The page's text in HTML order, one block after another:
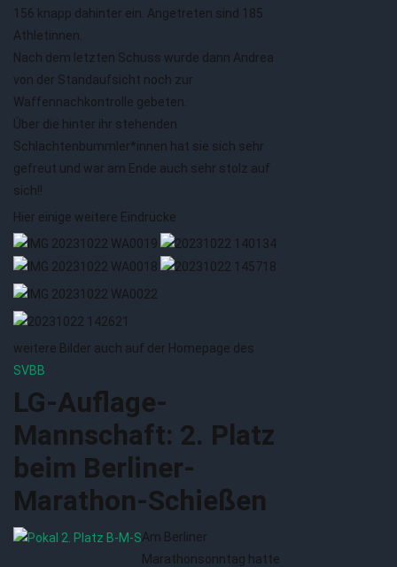
156 knapp dahinter ein. Angetreten sind 185
Athletinnen.
Nach dem letzten Schuss wurde dann Andrea
von der Standaufsicht noch zur
Waffennachkontrolle gebeten.
Über die hinter ihr stehenden
Schlachtenbummler*innen hat sie sich sehr
gefreut und war am Ende auch sehr stolz auf
sich!!
Hier einige weitere Eindrücke
weitere Bilder auch auf der Homepage des
SVBB
LG-Auflage-
Mannschaft: 2. Platz
beim Berliner-
Marathon-Schießen
Am Berliner
Marathonsonntag hatte